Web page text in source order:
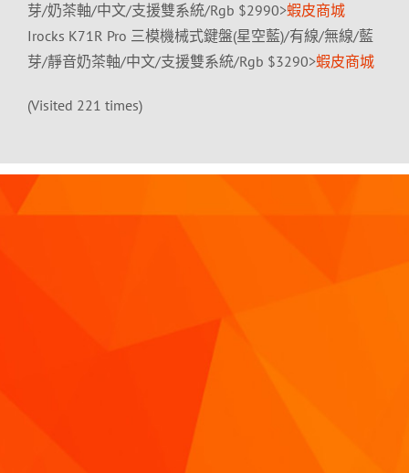
芽/奶茶軸/中文/支援雙系統/Rgb $2990>蝦皮商城
Irocks K71R Pro 三模機械式鍵盤(星空藍)/有線/無線/藍
芽/靜音奶茶軸/中文/支援雙系統/Rgb $3290>蝦皮商城
(Visited 221 times)